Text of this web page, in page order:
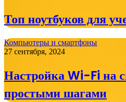
Топ ноутбуков для
Компьютеры и смартфоны
27 сентября, 2024
Настройка Wi-Fi на
простыми шагами